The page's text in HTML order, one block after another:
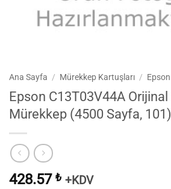
Ana Sayfa / Mürekkep Kartuşları /
Epson C13T03V44A Orijinal
Mürekkep (4500 Sayfa, 101)
428.57 ₺ +KDV